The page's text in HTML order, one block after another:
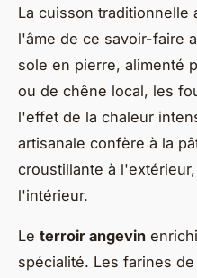
La cuisson traditionnelle
l'âme de ce savoir-faire
sole en pierre, alimenté
ou de chêne local, les
l'effet de la chaleur
artisanale confère à la
croustillante à
l'intérieur.
Le terroir angevin
spécialité. Les farines